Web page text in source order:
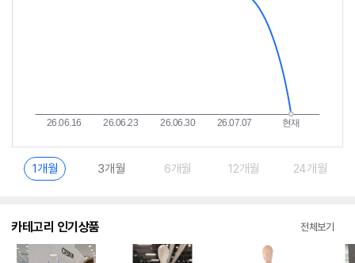
1개월 3개월 6개월 12개월 24개월
카테고리 인기상품 전체보기